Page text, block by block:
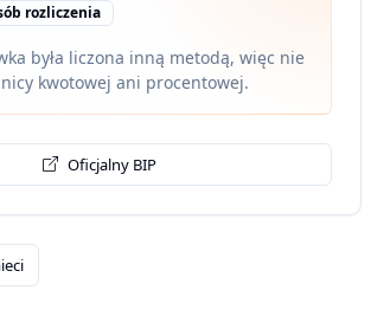
rozliczenia
była liczona inną metodą, więc nie
kwotowej ani procentowej.
Oficjalny BIP